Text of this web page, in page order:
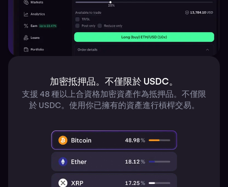
加密抵押品。不僅限於 USDC。
支援 48 種以上合資格加密資產作為抵押品。不僅限
於 USDC。使用你已擁有的資產進行槓桿交易。